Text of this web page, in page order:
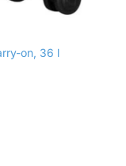
on, 36 l